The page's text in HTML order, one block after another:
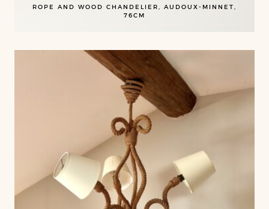
ROPE AND WOOD CHANDELIER, AUDOUX-MINNET,
76CM